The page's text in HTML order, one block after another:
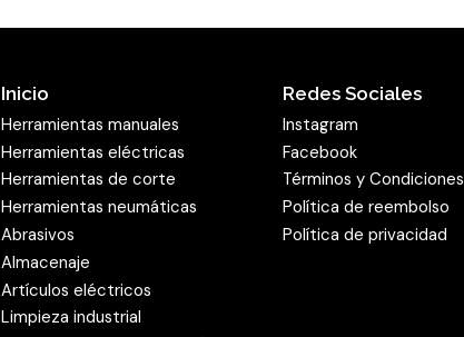
Inicio
Herramientas manuales
Herramientas eléctricas
Herramientas de corte
Herramientas neumáticas
Abrasivos
Almacenaje
Artículos eléctricos
Limpieza industrial
Redes Sociales
Instagram
Facebook
Términos y Condiciones
Política de reembolso
Política de privacidad